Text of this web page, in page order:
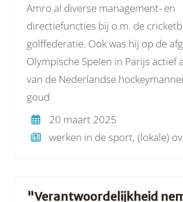
Amro al diverse management- en
directiefuncties bij o.m. de
golffederatie. Ook was hij op de
Olympische Spelen in Parijs actief
van de Nederlandse
goud
20 maart 2025
werken in de sport, (lokale)
"Verantwoordelijkheid